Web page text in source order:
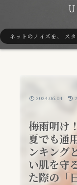
ネットのノイズを、 ス
梅雨明け
夏でも通
ンキング
い肌を守
た際の「
2024.06.04